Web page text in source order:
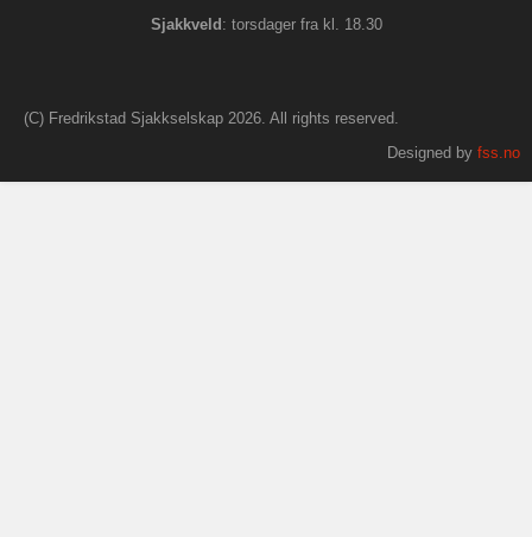
Sjakkveld : torsdager fra kl. 18.30
(C) Fredrikstad Sjakkselskap 2026. All rights reserved.
Designed by fss.no